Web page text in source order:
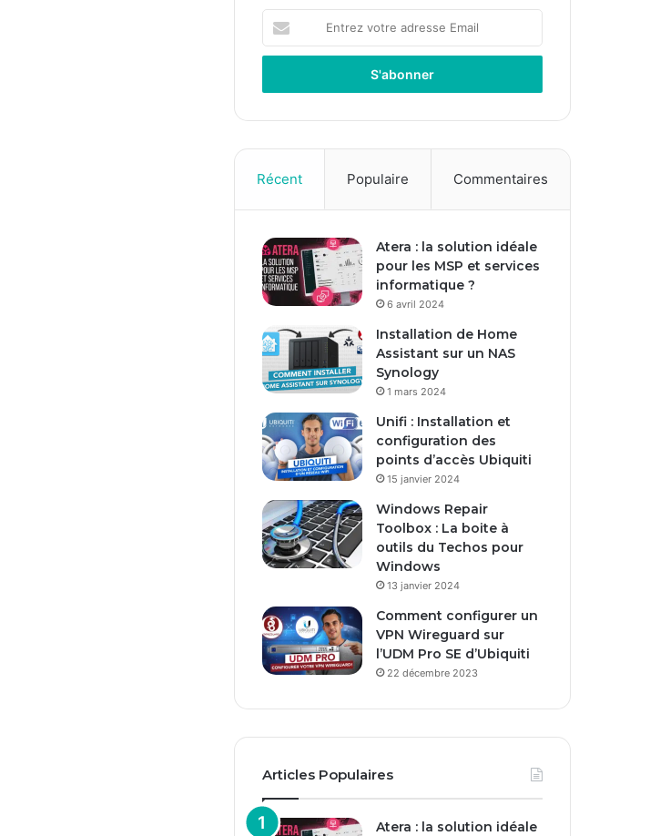
t
e
o
t
e
d
r
e
s
e
m
i
l
Récent Populaire Commentaires
Atera : la solution idéale
pour les MSP et services
informatique ?
6 avril 2024
Installation de Home
Assistant sur un NAS
Synology
1 mars 2024
Unifi : Installation et
configuration des
points d’accès Ubiquiti
15 janvier 2024
Windows Repair
Toolbox : La boite à
outils du Techos pour
Windows
13 janvier 2024
Comment configurer un
VPN Wireguard sur
l’UDM Pro SE d’Ubiquiti
22 décembre 2023
Articles Populaires
Atera : la solution idéale